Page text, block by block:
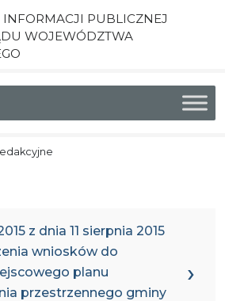
INFORMACJI PUBLICZNEJ
WOJEWÓDZTWA
z dnia 11 sierpnia 2015
wniosków do
planu
przestrzennego gminy